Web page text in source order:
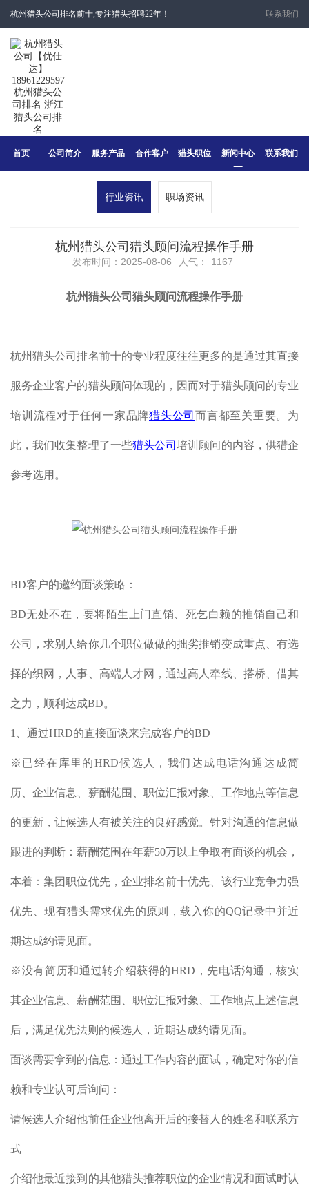
杭州猎头公司排名前十,专注猎头招聘22年！ 联系我们
首页 公司简介 服务产品 合作客户 猎头职位 新闻中心 联系我们
行业资讯 职场资讯
​杭州猎头公司猎头顾问流程操作手册
发布时间：2025-08-06 人气： 1167
杭州猎头公司猎头顾问流程操作手册
杭州猎头公司排名前十的专业程度往往更多的是通过其直接
服务企业客户的猎头顾问体现的，因而对于猎头顾问的专业
培训流程对于任何一家品牌猎头公司 而言都至关重要。为
此，我们收集整理了一些猎头公司培训顾问的内容，供猎企
参考选用。
BD客户的邀约面谈策略：
BD无处不在，要将陌生上门直销、死乞白赖的推销自己和
公司，求别人给你几个职位做做的拙劣推销变成重点、有选
择的织网，人事、高端人才网，通过高人牵线、搭桥、借其
之力，顺利达成BD。
1、通过HRD的直接面谈来完成客户的BD
※已经在库里的HRD候选人，我们达成电话沟通达成简
历、企业信息、薪酬范围、职位汇报对象、工作地点等信息
的更新，让候选人有被关注的良好感觉。针对沟通的信息做
跟进的判断：薪酬范围在年薪50万以上争取有面谈的机会，
本着：集团职位优先，企业排名前十优先、该行业竞争力强
优先、现有猎头需求优先的原则，载入你的QQ记录中并近
期达成约请见面。
※没有简历和通过转介绍获得的HRD，先电话沟通，核实
其企业信息、薪酬范围、职位汇报对象、工作地点上述信息
后，满足优先法则的候选人，近期达成约请见面。
面谈需要拿到的信息：通过工作内容的面试，确定对你的信
赖和专业认可后询问：
请候选人介绍他前任企业他离开后的接替人的姓名和联系方
式
介绍他最近接到的其他猎头推荐职位的企业情况和面试时认